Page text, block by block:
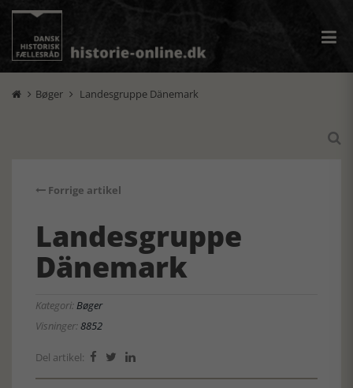
 Bøger  Landesgruppe Dänemark

Forrige artikel
Landesgruppe
Dänemark
Kategori:Bøger
Visninger:8852
Del artikel:   